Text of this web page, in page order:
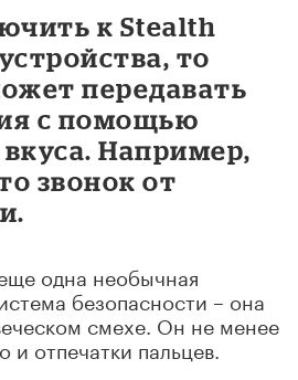
к Stealth
то
передавать
с помощью
Например,
звонок от
одна необычная
безопасности – она
смехе. Он не менее
отпечатки пальцев.